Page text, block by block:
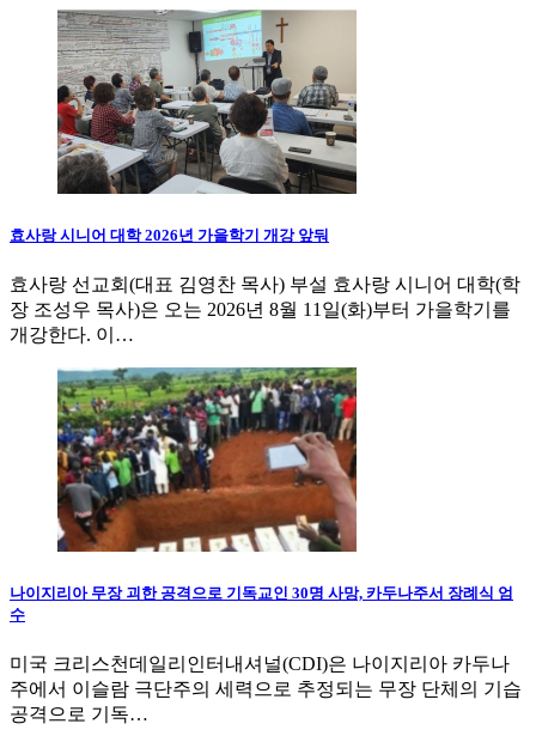
효사랑 시니어 대학 2026년 가을학기 개강 앞둬
효사랑 선교회(대표 김영찬 목사) 부설 효사랑 시니어 대학(학
장 조성우 목사)은 오는 2026년 8월 11일(화)부터 가을학기를
개강한다. 이…
나이지리아 무장 괴한 공격으로 기독교인 30명 사망, 카두나주서 장례식 엄
수
미국 크리스천데일리인터내셔널(CDI)은 나이지리아 카두나
주에서 이슬람 극단주의 세력으로 추정되는 무장 단체의 기습
공격으로 기독…